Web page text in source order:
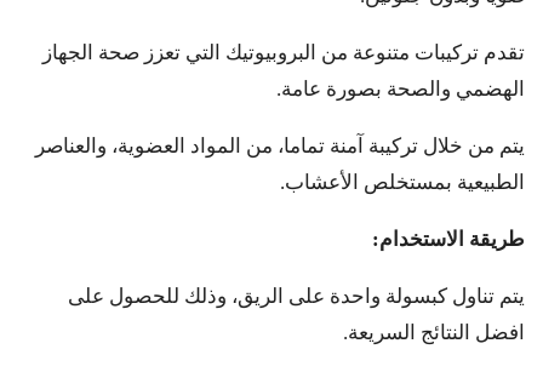
تقدم تركيبات متنوعة من البروبيوتيك التي تعزز صحة الجهاز
الهضمي والصحة بصورة عامة.
يتم من خلال تركيبة آمنة تماما، من المواد العضوية، والعناصر
الطبيعية بمستخلص الأعشاب.
طريقة الاستخدام:
يتم تناول كبسولة واحدة على الريق، وذلك للحصول على
افضل النتائج السريعة.